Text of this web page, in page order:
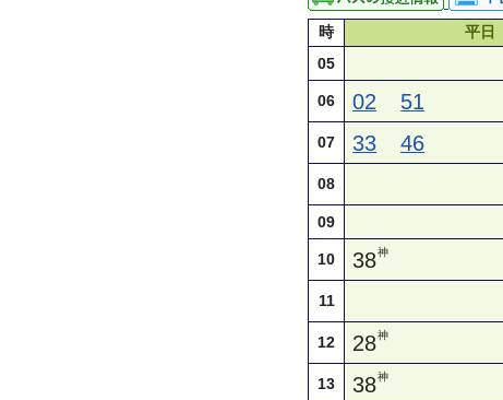
時 平日
05
06 02 51
07 33 46
08
09
10 38神
11
12 28神
13 38神